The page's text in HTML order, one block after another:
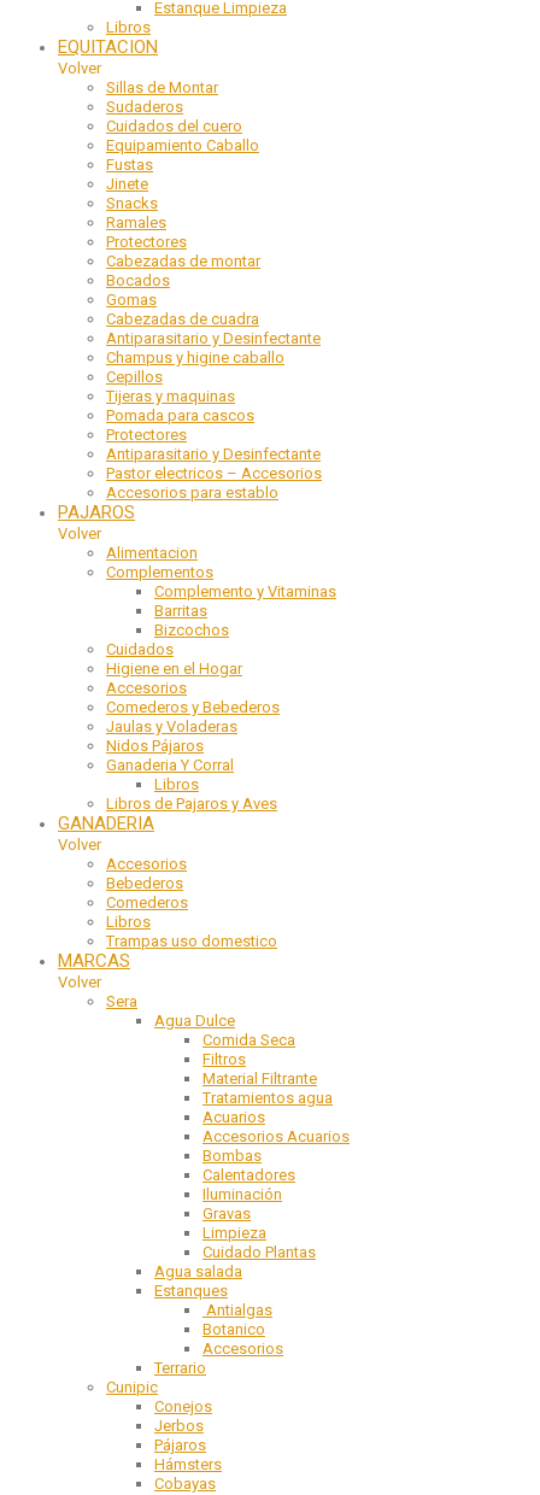
Estanque Limpieza
Libros
EQUITACION
Volver
Sillas de Montar
Sudaderos
Cuidados del cuero
Equipamiento Caballo
Fustas
Jinete
Snacks
Ramales
Protectores
Cabezadas de montar
Bocados
Gomas
Cabezadas de cuadra
Antiparasitario y Desinfectante
Champus y higine caballo
Cepillos
Tijeras y maquinas
Pomada para cascos
Protectores
Antiparasitario y Desinfectante
Pastor electricos – Accesorios
Accesorios para establo
PAJAROS
Volver
Alimentacion
Complementos
Complemento y Vitaminas
Barritas
Bizcochos
Cuidados
Higiene en el Hogar
Accesorios
Comederos y Bebederos
Jaulas y Voladeras
Nidos Pájaros
Ganaderia Y Corral
Libros
Libros de Pajaros y Aves
GANADERIA
Volver
Accesorios
Bebederos
Comederos
Libros
Trampas uso domestico
MARCAS
Volver
Sera
Agua Dulce
Comida Seca
Filtros
Material Filtrante
Tratamientos agua
Acuarios
Accesorios Acuarios
Bombas
Calentadores
Iluminación
Gravas
Limpieza
Cuidado Plantas
Agua salada
Estanques
Antialgas
Botanico
Accesorios
Terrario
Cunipic
Conejos
Jerbos
Pájaros
Hámsters
Cobayas